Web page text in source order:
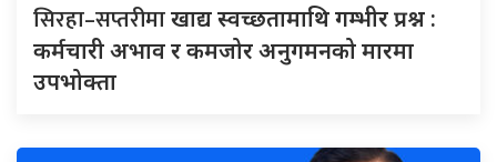
सिरहा–सप्तरीमाखाद्य स्वच्छतामाथि गम्भीर प्रश्न :
कर्मचारी अभाव र कमजोर अनुगमनको मारमा
उपभोक्ता